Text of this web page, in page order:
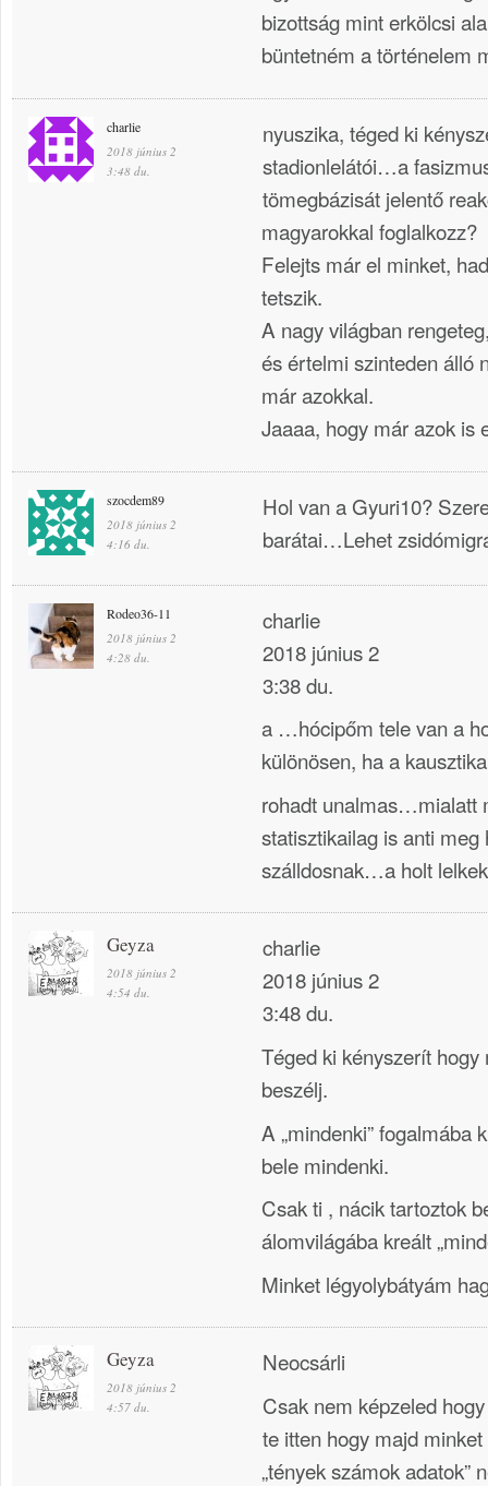
bizottság mint erkölcsi
büntetném a történelem
charlie
2018 június 2
3:48 du.
nyuszika, téged ki
stadionlelátói…a
tömegbázisát jelentő
magyarokkal foglalkozz?
Felejts már el minket,
tetszik.
A nagy világban
és értelmi szinteden álló
már azokkal.
Jaaaa, hogy már azok is
szocdem89
2018 június 2
4:16 du.
Hol van a Gyuri10?
barátai…Lehet
Rodeo36-11
2018 június 2
4:28 du.
charlie
2018 június 2
3:38 du.
a …hócipőm tele van a
különösen, ha a
rohadt unalmas…mialatt
statisztikailag is anti meg
szálldosnak…a holt lelkek
Geyza
2018 június 2
4:54 du.
charlie
2018 június 2
3:48 du.
Téged ki kényszerít
beszélj.
A „mindenki” fogalmába
bele mindenki.
Csak ti , nácik tartoztok
álomvilágába kreált
Minket légyolybátyám
Geyza
2018 június 2
4:57 du.
Neocsárli
Csak nem képzeled
te itten hogy majd
„tények számok adatok”